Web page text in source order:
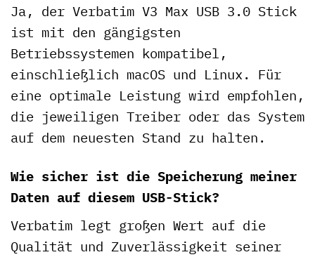
Ja, der Verbatim V3 Max USB 3.0 Stick
ist mit den gängigsten
Betriebssystemen kompatibel,
einschließlich macOS und Linux. Für
eine optimale Leistung wird empfohlen,
die jeweiligen Treiber oder das System
auf dem neuesten Stand zu halten.
Wie sicher ist die Speicherung meiner
Daten auf diesem USB-Stick?
Verbatim legt großen Wert auf die
Qualität und Zuverlässigkeit seiner